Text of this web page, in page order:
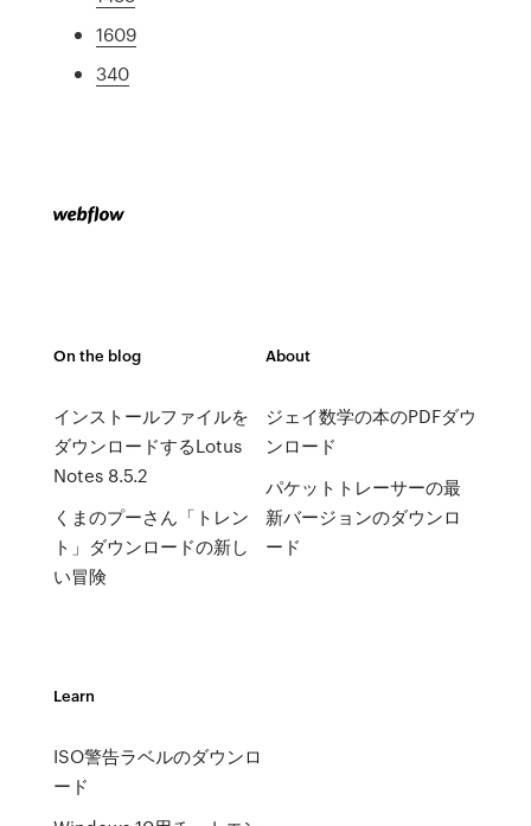
1609
340
On the blog
インストールファイルを
ダウンロードするLotus
Notes 8.5.2
くまのプーさん「トレン
ト」ダウンロードの新し
い冒険
About
ジェイ数学の本のPDFダウ
ンロード
パケットトレーサーの最
新バージョンのダウンロ
ード
Learn
ISO警告ラベルのダウンロ
ード